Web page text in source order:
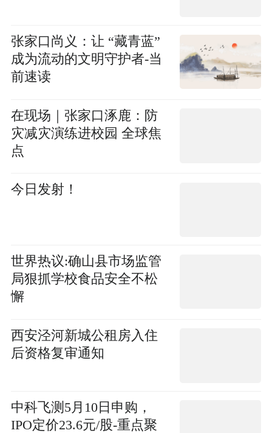
张家口尚义：让 “藏青蓝”
成为流动的文明守护者-当
前速读
在现场｜张家口涿鹿：防
灾减灾演练进校园 全球焦
点
今日发射！
世界热议:确山县市场监管
局狠抓学校食品安全不松
懈
西安泾河新城公租房入住
后资格复审通知
中科飞测5月10日申购，
IPO定价23.6元/股-重点聚